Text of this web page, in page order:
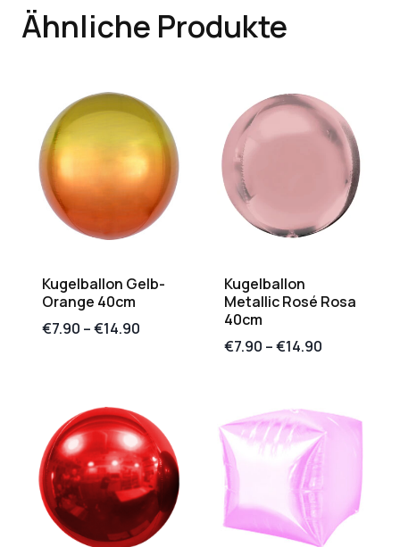
Ähnliche Produkte
Kugelballon Gelb-
Orange 40cm
€7.90 –€14.90
Kugelballon
Metallic Rosé Rosa
40cm
€7.90 –€14.90